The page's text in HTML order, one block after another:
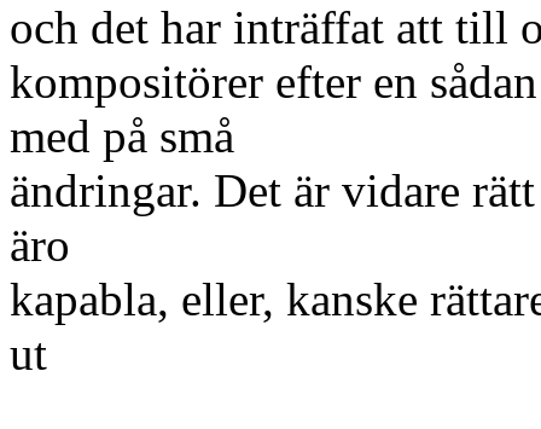
och det har inträffat att till
kompositörer efter en
med på små
ändringar. Det är vidare
äro
kapabla, eller, kanske
ut